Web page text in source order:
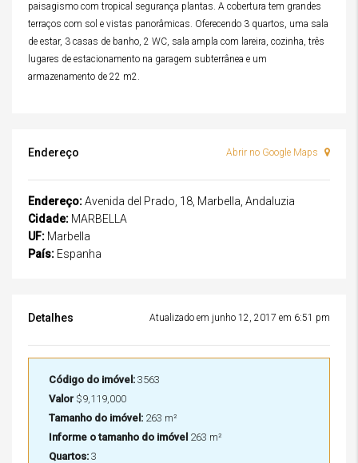
paisagismo com tropical segurança plantas. A cobertura tem grandes
terraços com sol e vistas panorâmicas. Oferecendo 3 quartos, uma sala
de estar, 3 casas de banho, 2 WC, sala ampla com lareira, cozinha, três
lugares de estacionamento na garagem subterrânea e um
armazenamento de 22 m2.
Endereço Abrir no Google Maps
Endereço:Avenida del Prado, 18, Marbella, Andaluzia
Cidade: MARBELLA
UF: Marbella
País: Espanha
Detalhes Atualizado em junho 12, 2017 em 6:51 pm
Código do imóvel: 3563
Valor$9,119,000
Tamanho do imóvel: 263 m²
Informe o tamanho do imóvel 263 m²
Quartos: 3